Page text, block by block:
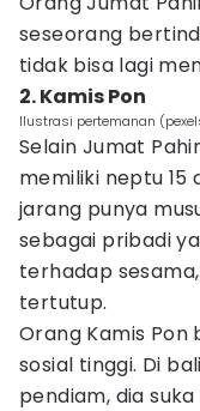
seseorang
tidak bisa lagi
2. Kamis Pon
Ilustrasi pertemanan
Selain Jumat
memiliki neptu
jarang punya
sebagai pribadi
terhadap
tertutup.
Orang Kamis
sosial tinggi. Di
pendiam, dia